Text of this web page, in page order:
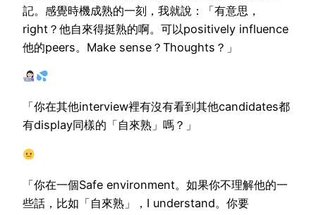
記。感覺時機成熟的一刻，我就說：「有意思，
right？他自來得挺熟的啊。可以positively influence
他的peers。Make sense？Thoughts？」
「你在其他interview裡有沒有看到其他candidates都
有display同樣的「自來熟」嗎？」
「你在一個Safe environment。如果你不理解他的一
些話，比如「自來熟」，I understand。你要